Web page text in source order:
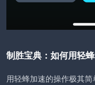
制胜宝典：如何用轻
用轻蜂加速的操作极其